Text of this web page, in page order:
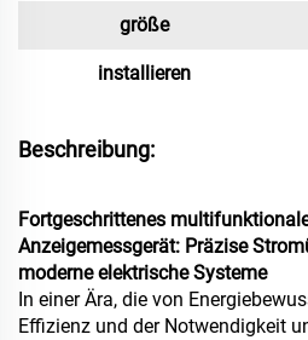
größe
installieren
Beschreibung:
Fortgeschrittenes
Anzeigemessgerät: Präzise
moderne elektrische Systeme
In einer Ära, die von
Effizienz und der Notwendigkeit